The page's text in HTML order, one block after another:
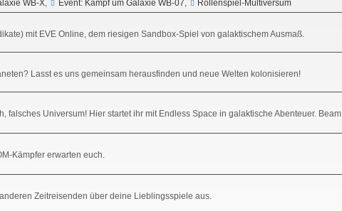
WB-X, Event: Kampf um Galaxie WB-07 Rollenspiel-Multiversum
mit EVE Online, dem riesigen Sandbox-Spiel von galaktischem Ausmaß.
Lasst es uns gemeinsam herausfinden und neue Welten kolonisieren!
falsches Universum! Hier startet ihr mit Endless Space in galaktische Abenteuer. Beam
Kämpfer erwarten euch.
Zeitreisenden über deine Lieblingsspiele aus.